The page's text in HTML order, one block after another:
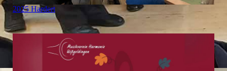
2025 Hardert